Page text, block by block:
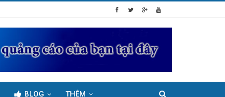
BLOG THÊM